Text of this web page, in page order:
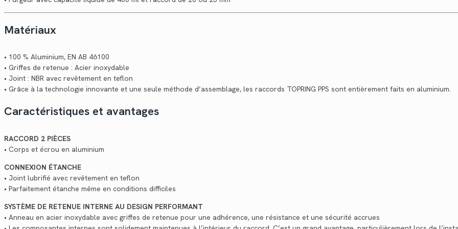
Matériaux
• 100 % Aluminium, EN AB 46100
• Griffes de retenue : Acier inoxydable
• Joint : NBR avec revêtement en teflon
• Grâce à la technologie innovante et une seule méthode d’assemblage, les raccords TOPRING PPS sont entièrement faits en aluminium.
Caractéristiques et avantages
RACCORD 2 PIÈCES
• Corps et écrou en aluminium
CONNEXION ÉTANCHE
• Joint lubrifié avec revêtement en teflon
• Parfaitement étanche même en conditions difficiles
SYSTÈME DE RETENUE INTERNE AU DESIGN PERFORMANT
• Anneau en acier inoxydable avec griffes de retenue pour une adhérence, une résistance et une sécurité accrues